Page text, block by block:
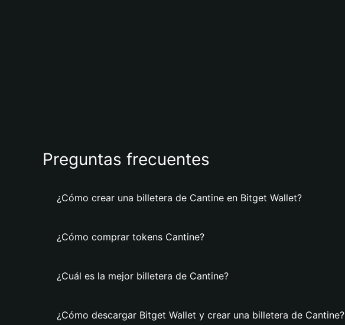
Preguntas frecuentes
¿Cómo crear una billetera de Cantine en Bitget Wallet?
¿Cómo comprar tokens Cantine?
¿Cuál es la mejor billetera de Cantine?
¿Cómo descargar Bitget Wallet y crear una billetera de Cantine?